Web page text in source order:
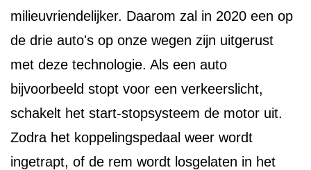
milieuvriendelijker. Daarom zal in 2020 een op
de drie auto's op onze wegen zijn uitgerust
met deze technologie. Als een auto
bijvoorbeeld stopt voor een verkeerslicht,
schakelt het start-stopsysteem de motor uit.
Zodra het koppelingspedaal weer wordt
ingetrapt, of de rem wordt losgelaten in het